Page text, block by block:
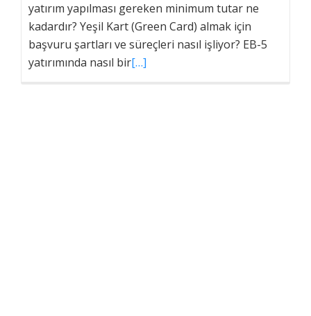
yatırım yapılması gereken minimum tutar ne
kadardır? Yeşil Kart (Green Card) almak için
başvuru şartları ve süreçleri nasıl işliyor? EB-5
yatırımında nasıl bir[…]